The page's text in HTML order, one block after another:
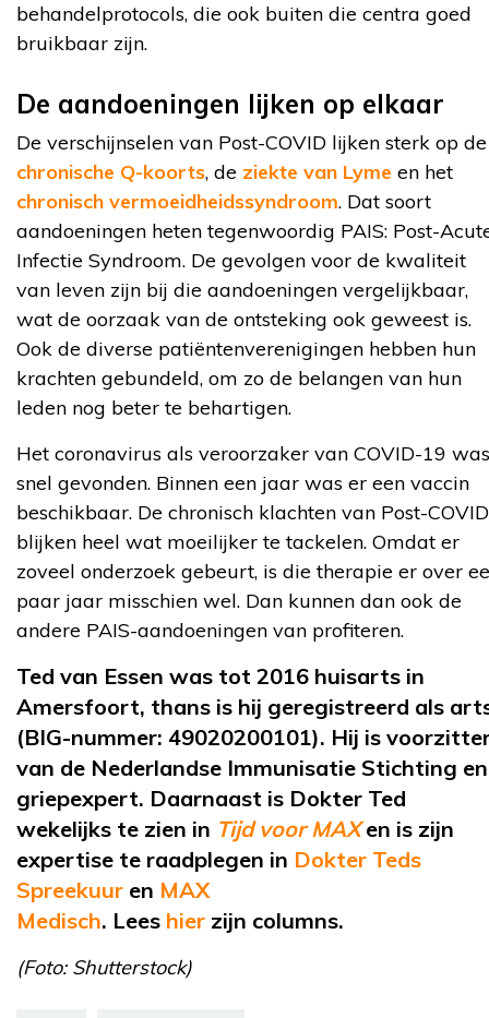
behandelprotocols, die ook buiten die centra goed
bruikbaar zijn.
De aandoeningen lijken op elkaar
De verschijnselen van Post-COVID lijken sterk op de
chronische Q-koorts, de ziekte van Lyme en het
chronisch vermoeidheidssyndroom. Dat soort
aandoeningen heten tegenwoordig PAIS: Post-
Infectie Syndroom. De gevolgen voor de kwaliteit
van leven zijn bij die aandoeningen vergelijkbaar,
wat de oorzaak van de ontsteking ook geweest is.
Ook de diverse patiëntenverenigingen hebben hun
krachten gebundeld, om zo de belangen van hun
leden nog beter te behartigen.
Het coronavirus als veroorzaker van COVID-19 was
snel gevonden. Binnen een jaar was er een vaccin
beschikbaar. De chronisch klachten van Post-COVID
blijken heel wat moeilijker te tackelen. Omdat er
zoveel onderzoek gebeurt, is die therapie er over
paar jaar misschien wel. Dan kunnen dan ook de
andere PAIS-aandoeningen van profiteren.
Ted van Essen was tot 2016 huisarts in
Amersfoort, thans is hij geregistreerd als
(BIG-nummer: 49020200101). Hij is
van de Nederlandse Immunisatie Stichting en
griepexpert. Daarnaast is Dokter Ted
wekelijks te zien in Tijd voor MAX en is zijn
expertise te raadplegen in Dokter Teds
Spreekuur en MAX
Medisch. Lees hier zijn columns.
(Foto: Shutterstock)